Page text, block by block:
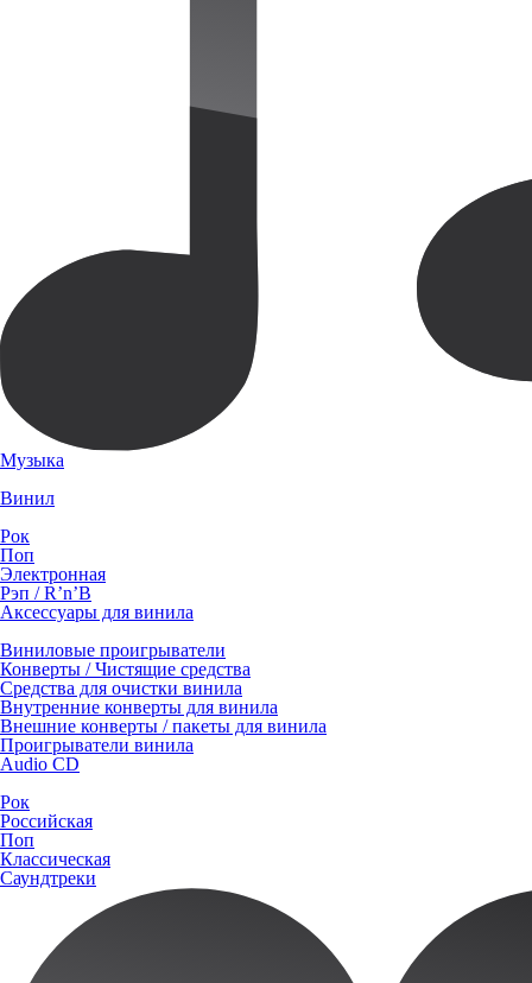
Музыка
Винил
Рок
Поп
Электронная
Рэп / R’n’B
Аксессуары для винила
Виниловые проигрыватели
Конверты / Чистящие средства
Средства для очистки винила
Внутренние конверты для винила
Внешние конверты / пакеты для винила
Проигрыватели винила
Audio CD
Рок
Российская
Поп
Классическая
Саундтреки